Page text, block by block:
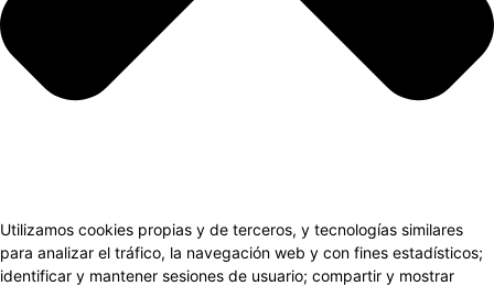
Utilizamos cookies propias y de terceros, y tecnologías similares
para analizar el tráfico, la navegación web y con fines estadísticos;
identificar y mantener sesiones de usuario; compartir y mostrar